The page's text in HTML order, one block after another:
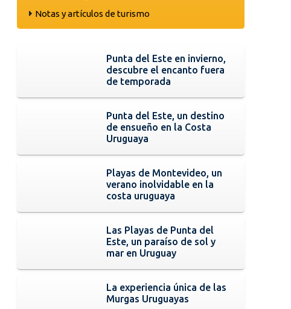
Notas y artículos de turismo
Punta del Este en invierno,
descubre el encanto fuera
de temporada
Punta del Este, un destino
de ensueño en la Costa
Uruguaya
Playas de Montevideo, un
verano inolvidable en la
costa uruguaya
Las Playas de Punta del
Este, un paraíso de sol y
mar en Uruguay
La experiencia única de las
Murgas Uruguayas